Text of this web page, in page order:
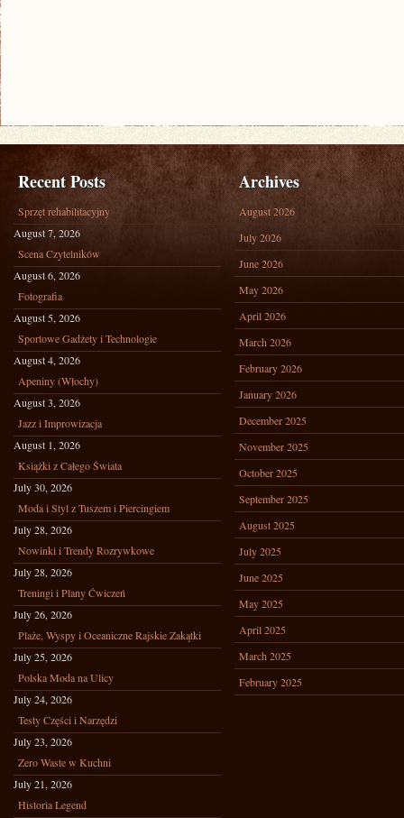
Recent Posts
Sprzęt rehabilitacyjny
August 7, 2026
Scena Czytelników
August 6, 2026
Fotografia
August 5, 2026
Sportowe Gadżety i Technologie
August 4, 2026
Apeniny (Włochy)
August 3, 2026
Jazz i Improwizacja
August 1, 2026
Książki z Całego Świata
July 30, 2026
Moda i Styl z Tuszem i Piercingiem
July 28, 2026
Nowinki i Trendy Rozrywkowe
July 28, 2026
Treningi i Plany Ćwiczeń
July 26, 2026
Plaże, Wyspy i Oceaniczne Rajskie Zakątki
July 25, 2026
Polska Moda na Ulicy
July 24, 2026
Testy Części i Narzędzi
July 23, 2026
Zero Waste w Kuchni
July 21, 2026
Historia Legend
Archives
August 2026
July 2026
June 2026
May 2026
April 2026
March 2026
February 2026
January 2026
December 2025
November 2025
October 2025
September 2025
August 2025
July 2025
June 2025
May 2025
April 2025
March 2025
February 2025